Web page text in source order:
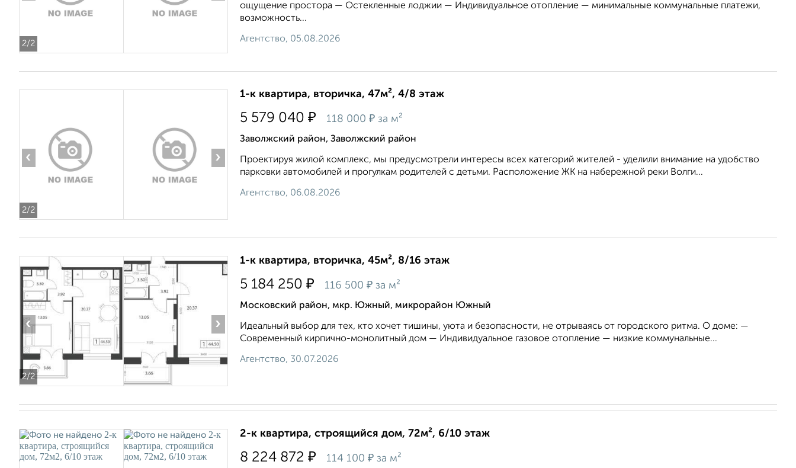
2/2
ощущение простора — Остекленные лоджии — Индивидуальное отопление — минимальные коммунальные платежи,
возможность...
Агентство, 05.08.2026
2/2
‹ ›
1-к квартира, вторичка, 47м², 4/8 этаж
5 579 040 ₽ 118 000 ₽ за м²
Заволжский район, Заволжский район
Проектируя жилой комплекс, мы предусмотрели интересы всех категорий жителей - уделили внимание на удобство
парковки автомобилей и прогулкам родителей с детьми. Расположение ЖК на набережной реки Волги...
Агентство, 06.08.2026
2/2
‹ ›
1-к квартира, вторичка, 45м², 8/16 этаж
5 184 250 ₽ 116 500 ₽ за м²
Московский район, мкр. Южный, микрорайон Южный
Идеальный выбор для тех, кто хочет тишины, уюта и безопасности, не отрываясь от городского ритма. О доме: —
Современный кирпично-монолитный дом — Индивидуальное газовое отопление — низкие коммунальные...
Агентство, 30.07.2026
2-к квартира, строящийся дом, 72м², 6/10 этаж
8 224 872 ₽ 114 100 ₽ за м²